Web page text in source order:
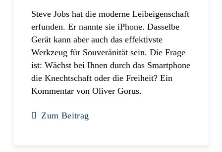
Steve Jobs hat die moderne Leibeigenschaft
erfunden. Er nannte sie iPhone. Dasselbe
Gerät kann aber auch das effektivste
Werkzeug für Souveränität sein. Die Frage
ist: Wächst bei Ihnen durch das Smartphone
die Knechtschaft oder die Freiheit? Ein
Kommentar von Oliver Gorus.
Zum Beitrag